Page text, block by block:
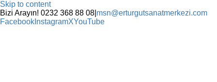
Skip to content
Bizi Arayın! 0232 368 88 08 msn@erturgutsanatmerkezi.com
Facebook InstagramXYouTube